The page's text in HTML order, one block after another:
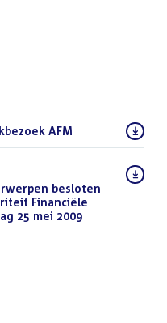
AFM
besloten
Financiële
25 mei 2009(DOC)